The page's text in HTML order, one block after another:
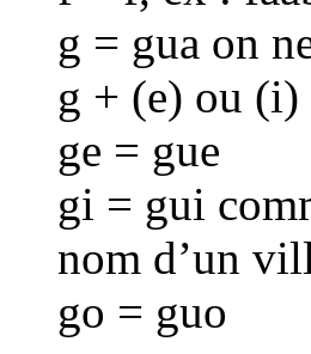
g = gua on
g + (e) ou (i)
ge = gue
gi = gui
nom d’un
go = guo